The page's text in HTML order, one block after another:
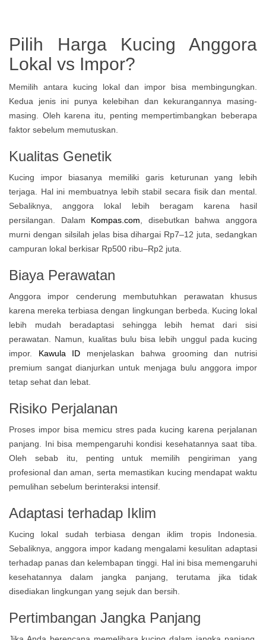
Pilih Harga Kucing Anggora
Lokal vs Impor?
Memilih antara kucing lokal dan impor bisa membingungkan.
Kedua jenis ini punya kelebihan dan kekurangannya masing-
masing. Oleh karena itu, penting mempertimbangkan beberapa
faktor sebelum memutuskan.
Kualitas Genetik
Kucing impor biasanya memiliki garis keturunan yang lebih
terjaga. Hal ini membuatnya lebih stabil secara fisik dan mental.
Sebaliknya, anggora lokal lebih beragam karena hasil
persilangan. Dalam
Kompas.com , disebutkan bahwa anggora
murni dengan silsilah jelas bisa dihargai Rp7–12 juta, sedangkan
campuran lokal berkisar Rp500 ribu–Rp2 juta.
Biaya Perawatan
Anggora impor cenderung membutuhkan perawatan khusus
karena mereka terbiasa dengan lingkungan berbeda. Kucing lokal
lebih mudah beradaptasi sehingga lebih hemat dari sisi
perawatan. Namun, kualitas bulu bisa lebih unggul pada kucing
impor.
Kawula ID menjelaskan bahwa grooming dan nutrisi
premium sangat dianjurkan untuk menjaga bulu anggora impor
tetap sehat dan lebat.
Risiko Perjalanan
Proses impor bisa memicu stres pada kucing karena perjalanan
panjang. Ini bisa mempengaruhi kondisi kesehatannya saat tiba.
Oleh sebab itu, penting untuk memilih pengiriman yang
profesional dan aman, serta memastikan kucing mendapat waktu
pemulihan sebelum berinteraksi intensif.
Adaptasi terhadap Iklim
Kucing lokal sudah terbiasa dengan iklim tropis Indonesia.
Sebaliknya, anggora impor kadang mengalami kesulitan adaptasi
terhadap panas dan kelembapan tinggi. Hal ini bisa memengaruhi
kesehatannya dalam jangka panjang, terutama jika tidak
disediakan lingkungan yang sejuk dan bersih.
Pertimbangan Jangka Panjang